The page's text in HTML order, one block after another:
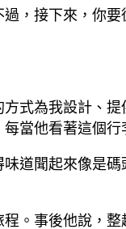
，接下來，你
式為我設計、
當他看著這個
道聞起來像是
。事後他說，